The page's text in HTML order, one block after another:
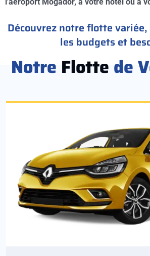
Découvrez notre flotte
les budgets et
Notre Flotte de